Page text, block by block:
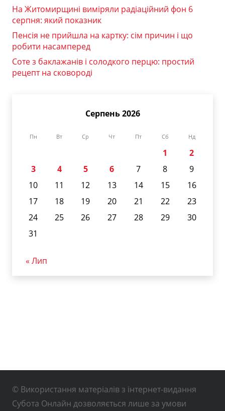
На Житомирщині виміряли радіаційний фон 6
серпня: який показник
Пенсія не прийшла на картку: сім причин і що
робити насамперед
Соте з баклажанів і солодкого перцю: простий
рецепт на сковороді
Серпень 2026
Пн Вт Ср Чт Пт Сб Нд
1
2
3
4 5 6 7 8
9
10
11 12 13 14 15
16
17
18 19 20 21 22
23
24
25 26 27 28 29
30
31
« Лип
© Використання матеріалів з інтернет-видання
Субота Онлайн дозволяється лише за умови